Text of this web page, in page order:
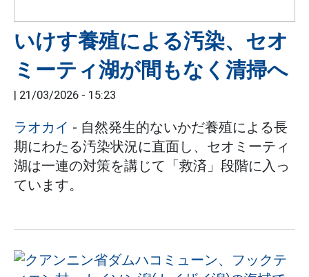
いけす養殖による汚染、セオ
ミーティ湖が間もなく清掃へ
| 21/03/2026 - 15:23
ラオカイ - 自然発生的ないかだ養殖による長
期にわたる汚染状況に直面し、セオミーティ
湖は一連の対策を講じて「救済」段階に入っ
ています。